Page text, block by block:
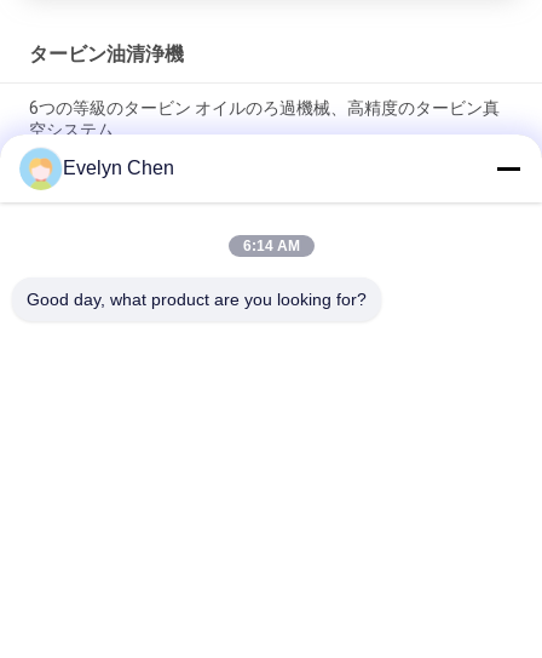
タービン油清浄機
6つの等級のタービン オイルのろ過機械、高精度のタービン真
空システム
真空のタービン オイルの再生システム高性能をリサイクルする
オイル
低雑音発電所のタービン油純化器の湿気の粒子の取り外し600-
Evelyn Chen
6:14 AM
Good day, what product are you looking for?